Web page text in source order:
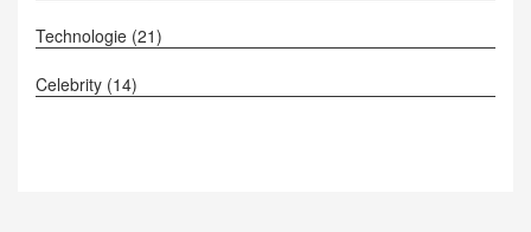
Technologie (21)
Celebrity (14)